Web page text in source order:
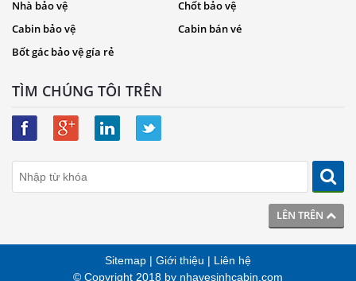
LÊN TRÊN
Nhà bảo vệ
Chốt bảo vệ
Cabin bảo vệ
Cabin bán vé
Bốt gác bảo vệ gía rẻ
TÌM CHÚNG TÔI TRÊN
Sitemap | Giới thiệu | Liên hệ
© Copyright 2018 by nhavesinhcabin.com